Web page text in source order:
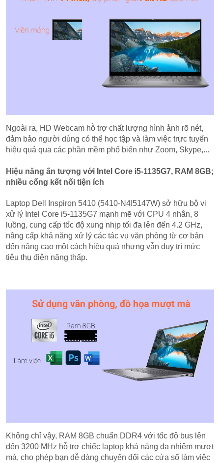
Ngoài ra, HD Webcam hỗ trợ chất lượng hình ảnh rõ nét,
đảm bảo người dùng có thể học tập và làm việc trực tuyến
hiệu quả qua các phần mềm phổ biến như Zoom, Skype,...
Hiệu năng ấn tượng với Intel Core i5-1135G7, RAM 8GB;
nhiều cổng kết nối tiện ích
Laptop Dell Inspiron 5410 (5410-N4I5147W) sở hữu bộ vi
xử lý Intel Core i5-1135G7 mạnh mẽ với CPU 4 nhân, 8
luồng, cung cấp tốc độ xung nhịp tối đa lên đến 4.2 GHz,
nâng cấp khả năng xử lý các tác vụ văn phòng từ cơ bản
đến nâng cao một cách hiệu quả nhưng vẫn duy trì mức
tiêu thụ điện năng thấp.
Không chỉ vậy, RAM 8GB chuẩn DDR4 với tốc độ bus lên
đến 3200 MHz hỗ trợ chiếc laptop khả năng đa nhiệm mượt
mà, cho phép bạn dễ dàng chuyển đổi các cửa sổ làm việc